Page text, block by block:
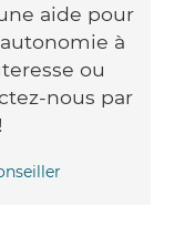
aide pour
à
ou
nous par